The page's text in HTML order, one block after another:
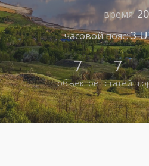
время:
часовой пояс:3
7
объектов
7
статей